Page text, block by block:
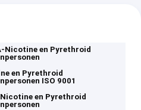
Nicotine en Pyrethroid
en Pyrethroid
ISO 9001
Nicotine en Pyrethroid